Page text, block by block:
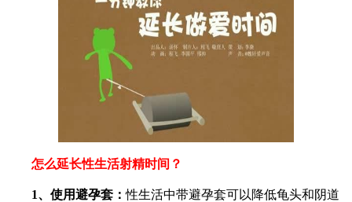
怎么延长性生活射精时间？
1、使用避孕套：性生活中带避孕套可以降低龟头和阴道